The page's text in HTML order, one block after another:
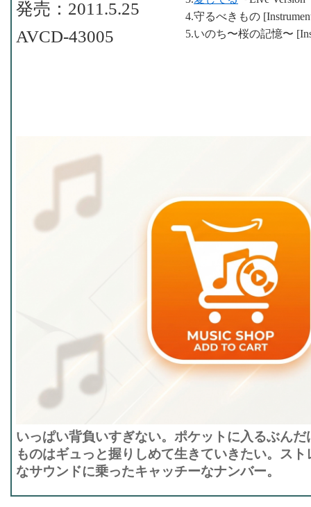
4.守るべきもの
5.いのち〜桜の記憶〜
発売：2011.5.25
AVCD-43005
いっぱい背負いすぎない。ポケットに入るぶん
ものはギュっと握りしめて生きていきたい。ス
なサウンドに乗ったキャッチーなナンバー。